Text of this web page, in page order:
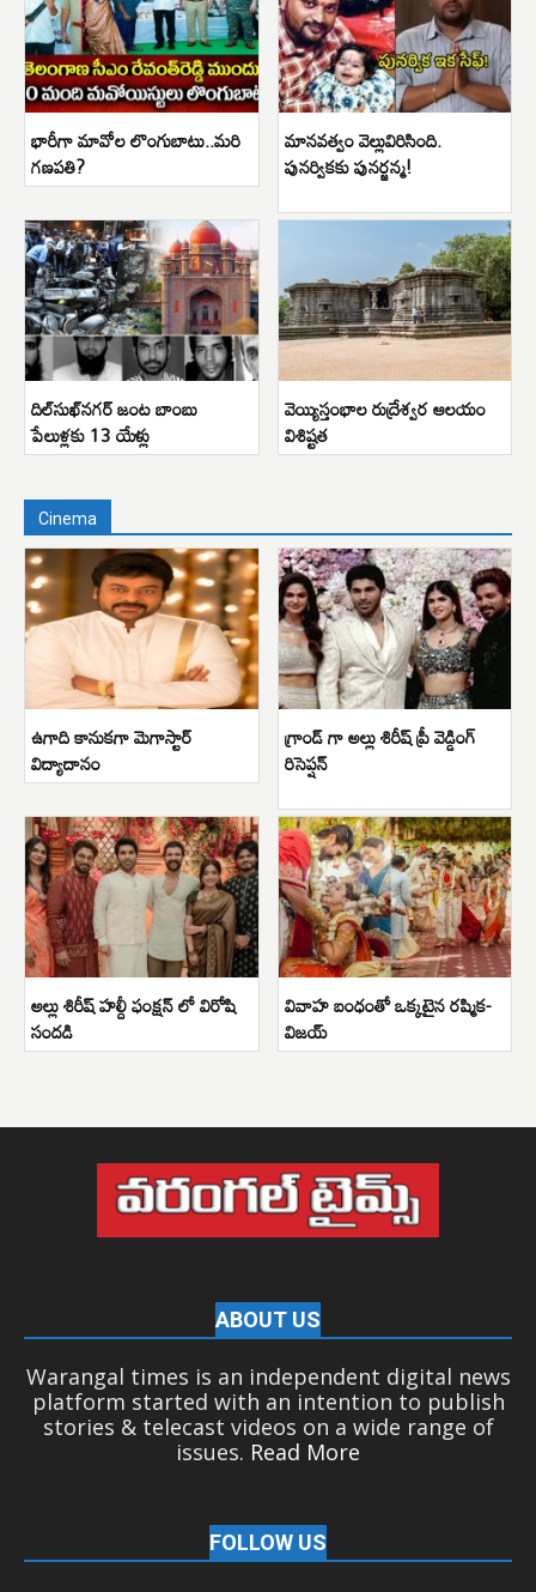
భారీగా మావోల లొంగుబాటు..మరి
గణపతి?
మానవత్వం వెల్లువిరిసింది.
పునర్వికకు పునర్జన్మ!
దిల్‌సుఖ్‌నగర్ జంట బాంబు
పేలుళ్లకు 13 యేళ్లు
వెయ్యిస్తంభాల రుద్రేశ్వర ఆలయం
విశిష్టత
Cinema
ఉగాది కానుకగా మెగాస్టార్
విద్యాదానం
గ్రాండ్ గా అల్లు శిరీష్ ప్రీ వెడ్డింగ్
రిసెప్షన్
అల్లు శిరీష్ హల్దీ ఫంక్షన్ లో విరోషి
సందడి
వివాహ బంధంతో ఒక్కటైన రష్మిక-
విజయ్
ABOUT US
Warangal times is an independent digital news
platform started with an intention to publish
stories & telecast videos on a wide range of
issues. Read More
FOLLOW US